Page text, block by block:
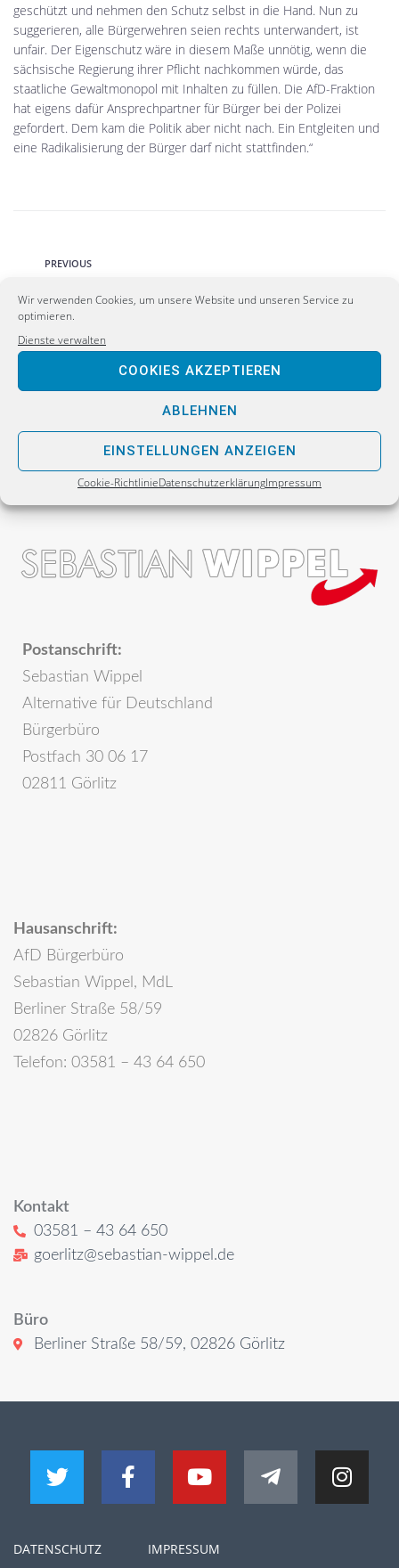
Wir verwenden Cookies, um unsere Website und unseren Service zu
optimieren.
Dienste verwalten
COOKIES AKZEPTIEREN
ABLEHNEN
EINSTELLUNGEN ANZEIGEN
Cookie-RichtlinieDatenschutzerklärungImpressum
geschützt und nehmen den Schutz selbst in die Hand. Nun zu
suggerieren, alle Bürgerwehren seien rechts unterwandert, ist
unfair. Der Eigenschutz wäre in diesem Maße unnötig, wenn die
sächsische Regierung ihrer Pflicht nachkommen würde, das
staatliche Gewaltmonopol mit Inhalten zu füllen. Die AfD-Fraktion
hat eigens dafür Ansprechpartner für Bürger bei der Polizei
gefordert. Dem kam die Politik aber nicht nach. Ein Entgleiten und
eine Radikalisierung der Bürger darf nicht stattfinden.“
PREVIOUS
rund um die Uhr einführen!
viele Medien auf dem linken Auge blind
Postanschrift:
Sebastian Wippel
Alternative für Deutschland
Bürgerbüro
Postfach 30 06 17
02811 Görlitz
Hausanschrift:
AfD Bürgerbüro
Sebastian Wippel, MdL
Berliner Straße 58/59
02826 Görlitz
Telefon: 03581 – 43 64 650
Kontakt
03581 – 43 64 650
goerlitz@sebastian-wippel.de
Büro
Berliner Straße 58/59, 02826 Görlitz
DATENSCHUTZ IMPRESSUM